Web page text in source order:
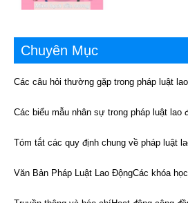
Chuyên Mục
Các câu hỏi thường gặp trong pháp luật
Các biểu mẫu nhân sự trong pháp luật lao
Tóm tắt các quy định chung về pháp luật
Văn Bản Pháp Luật Lao ĐộngCác khóa